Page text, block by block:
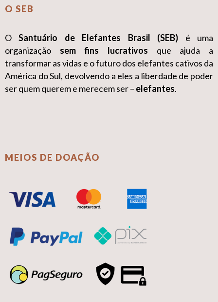
O SEB
OSantuário de Elefantes Brasil (SEB) é uma
organização sem fins lucrativos que ajuda a
transformar as vidas e o futuro dos elefantes cativos da
América do Sul, devolvendo a eles a liberdade de poder
ser quem querem e merecem ser – elefantes.
MEIOS DE DOAÇÃO